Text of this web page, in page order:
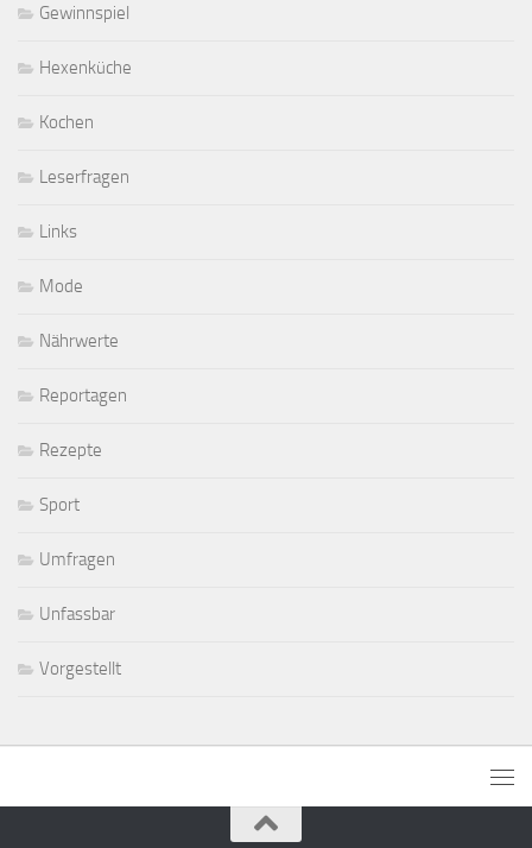
Gewinnspiel
Hexenküche
Kochen
Leserfragen
Links
Mode
Nährwerte
Reportagen
Rezepte
Sport
Umfragen
Unfassbar
Vorgestellt